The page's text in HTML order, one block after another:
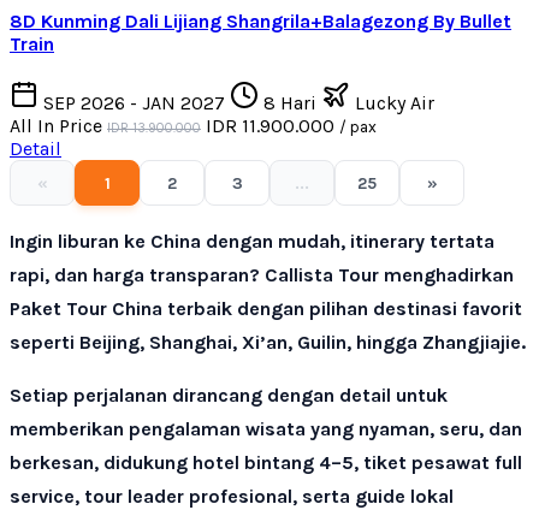
8D Kunming Dali Lijiang Shangrila+Balagezong By Bullet
Train
SEP 2026 - JAN 2027 8 Hari
Lucky Air
All In Price IDR 13.900.000 IDR 11.900.000 / pax
Detail
« 1 2 3 ... 25 »
Ingin liburan ke China dengan mudah, itinerary tertata
rapi, dan harga transparan? Callista Tour menghadirkan
Paket Tour China terbaik dengan pilihan destinasi favorit
seperti Beijing, Shanghai, Xi’an, Guilin, hingga Zhangjiajie.
Setiap perjalanan dirancang dengan detail untuk
memberikan pengalaman wisata yang nyaman, seru, dan
berkesan, didukung hotel bintang 4–5, tiket pesawat full
service, tour leader profesional, serta guide lokal